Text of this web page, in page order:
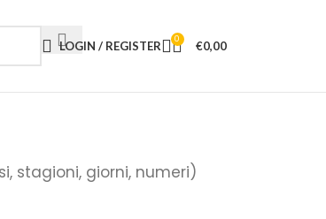
LOGIN / REGISTER 0 €0,00
stagioni, giorni, numeri)